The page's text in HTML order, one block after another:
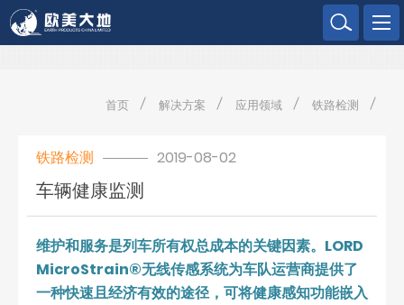
欧美大地
首页 解决方案 应用领域 铁路检测
铁路检测 2019-08-02
车辆健康监测
维护和服务是列车所有权总成本的关键因素。LORD
MicroStrain®无线传感系统为车队运营商提供了
一种快速且经济有效的途径，可将健康感知功能嵌入